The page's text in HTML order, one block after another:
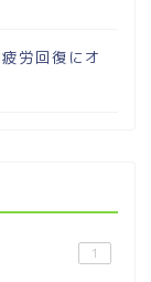
労回復にオ
1